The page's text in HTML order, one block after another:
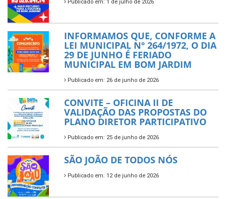
Publicado em: 1 de julho de 2026
INFORMAMOS QUE, CONFORME A
LEI MUNICIPAL Nº 264/1972, O DIA
29 DE JUNHO É FERIADO
MUNICIPAL EM BOM JARDIM
Publicado em: 26 de junho de 2026
CONVITE – OFICINA II DE
VALIDAÇÃO DAS PROPOSTAS DO
PLANO DIRETOR PARTICIPATIVO
Publicado em: 25 de junho de 2026
SÃO JOÃO DE TODOS NÓS
Publicado em: 12 de junho de 2026